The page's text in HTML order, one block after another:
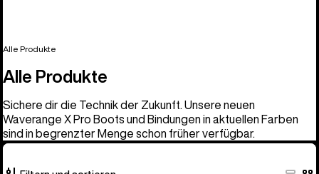
Alle Produkte
Alle Produkte
Sichere dir die Technik der Zukunft. Unsere neuen
Waverange X Pro Boots und Bindungen in aktuellen Farben
sind in begrenzter Menge schon früher verfügbar.